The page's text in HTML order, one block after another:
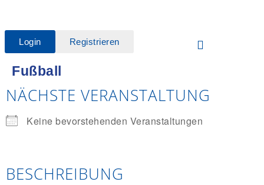
Login Registrieren
Fußball
NÄCHSTE VERANSTALTUNG
Keine bevorstehenden Veranstaltungen
BESCHREIBUNG